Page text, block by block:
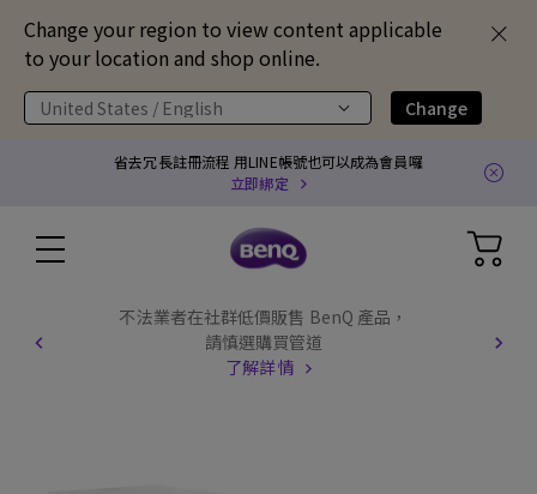
Change your region to view content applicable
to your location and shop online.
United States / English Change
省去冗長註冊流程 用LINE帳號也可以成為會員囉
立即綁定
不法業者在社群低價販售 BenQ 產品，
請慎選購買管道
了解詳情